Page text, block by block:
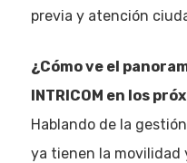
previa y atención
¿Cómo ve el
INTRICOM en los
Hablando de la
ya tienen la